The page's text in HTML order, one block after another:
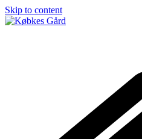
Skip to content